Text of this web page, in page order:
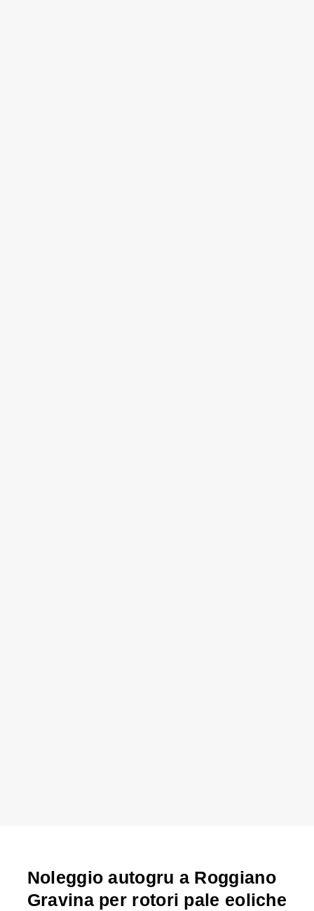
Noleggio autogru a Roggiano
Gravina per rotori pale eoliche